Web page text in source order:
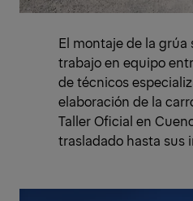
El montaje de la grúa
trabajo en equipo
de técnicos
elaboración de la
Taller Oficial en
trasladado hasta sus